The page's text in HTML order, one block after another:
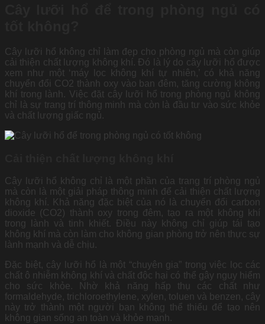
Cây lưỡi hổ không chỉ làm đẹp cho phòng ngủ mà còn giúp
cải thiện chất lượng không khí. Đó là lý do cây lưỡi hổ được
xem như một ‘máy lọc không khí tự nhiên,’ có khả năng
chuyển đổi CO2 thành oxy vào ban đêm, tăng cường không
khí trong lành. Việc đặt cây lưỡi hổ trong phòng ngủ không
chỉ là sự trang trí thông minh mà còn là đầu tư vào sức khỏe
và chất lượng giấc ngủ.
Cây lưỡi hổ không chỉ là một phần của trang trí phòng ngủ
mà còn là một giải pháp thông minh để cải thiện chất lượng
không khí. Khả năng đặc biệt của nó là chuyển đổi carbon
dioxide (CO2) thành oxy trong đêm, tạo ra một không khí
trong lành và tinh khiết. Điều này không chỉ giúp tái tạo
không khí mà còn làm cho không gian phòng trở nên thực sự
lành mạnh và dễ chịu.
Đặc biệt, cây lưỡi hổ là một “chuyên gia” trong việc lọc các
chất ô nhiễm không khí và chất độc hại có thể gây nguy hiểm
cho sức khỏe. Nhờ khả năng hấp thụ các chất như
formaldehyde, trichloroethylene, xylen, toluen và benzen, cây
này trở thành một người bạn không thể thiếu để tạo nên
không gian sống an toàn và khỏe mạnh.